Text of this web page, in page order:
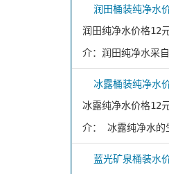
润田桶装纯净水
润田纯净水价格12
介：润田纯净水采
冰露桶装纯净水
冰露纯净水价格12
介： 冰露纯净水的
蓝光矿泉桶装水